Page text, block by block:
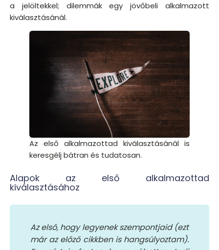
a jelöltekkel; dilemmák egy jövőbeli alkalmazott
kiválasztásánál.
Az első alkalmazottad kiválasztásánál is
keresgélj bátran és tudatosan.
Alapok az első alkalmazottad
kiválasztásához
Az első, hogy legyenek szempontjaid (ezt
már az előző cikkben is hangsúlyoztam).